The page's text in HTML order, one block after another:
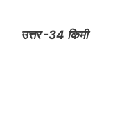
उत्तर -34 किमी